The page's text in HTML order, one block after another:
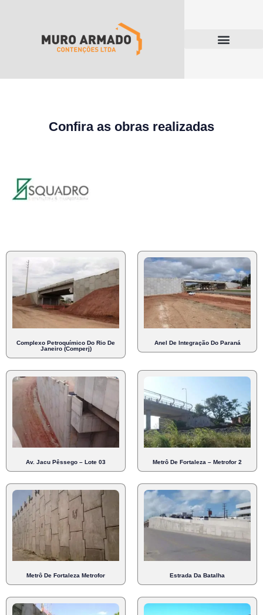
Confira as obras realizadas
Complexo Petroquímico Do Rio De
Janeiro (Comperj)
Anel De Integração Do Paraná
Av. Jacu Pêssego – Lote 03 Metrô De Fortaleza – Metrofor 2
Metrô De Fortaleza Metrofor Estrada Da Batalha